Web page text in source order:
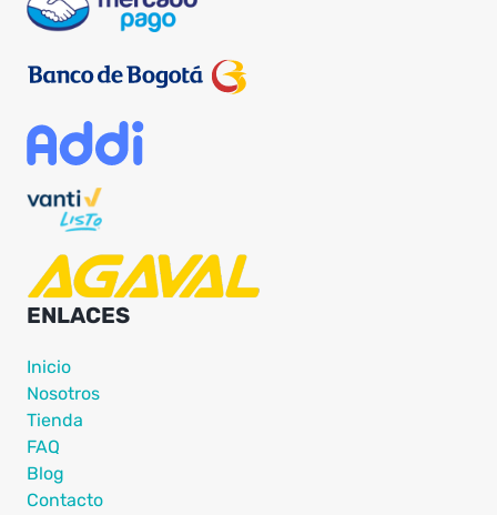
ENLACES
Inicio
Nosotros
Tienda
FAQ
Blog
Contacto